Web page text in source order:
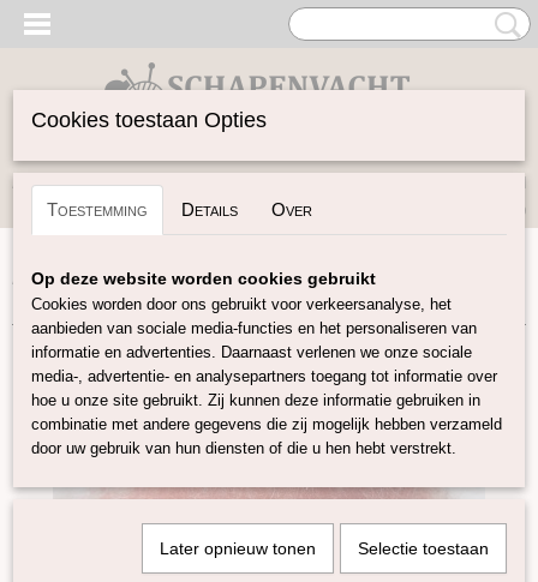
Inloggen Registreren
(0)
Home>Gekaarde Wol>Tiroler bergschaap gekleurd
Tiroler bergschaap 'Terra' 239
Cookies toestaan Opties
Toestemming Details Over
Op deze website worden cookies gebruikt
Cookies worden door ons gebruikt voor verkeersanalyse, het
aanbieden van sociale media-functies en het personaliseren van
informatie en advertenties. Daarnaast verlenen we onze sociale
media-, advertentie- en analysepartners toegang tot informatie over
hoe u onze site gebruikt. Zij kunnen deze informatie gebruiken in
combinatie met andere gegevens die zij mogelijk hebben verzameld
door uw gebruik van hun diensten of die u hen hebt verstrekt.
Later opnieuw tonen Selectie toestaan